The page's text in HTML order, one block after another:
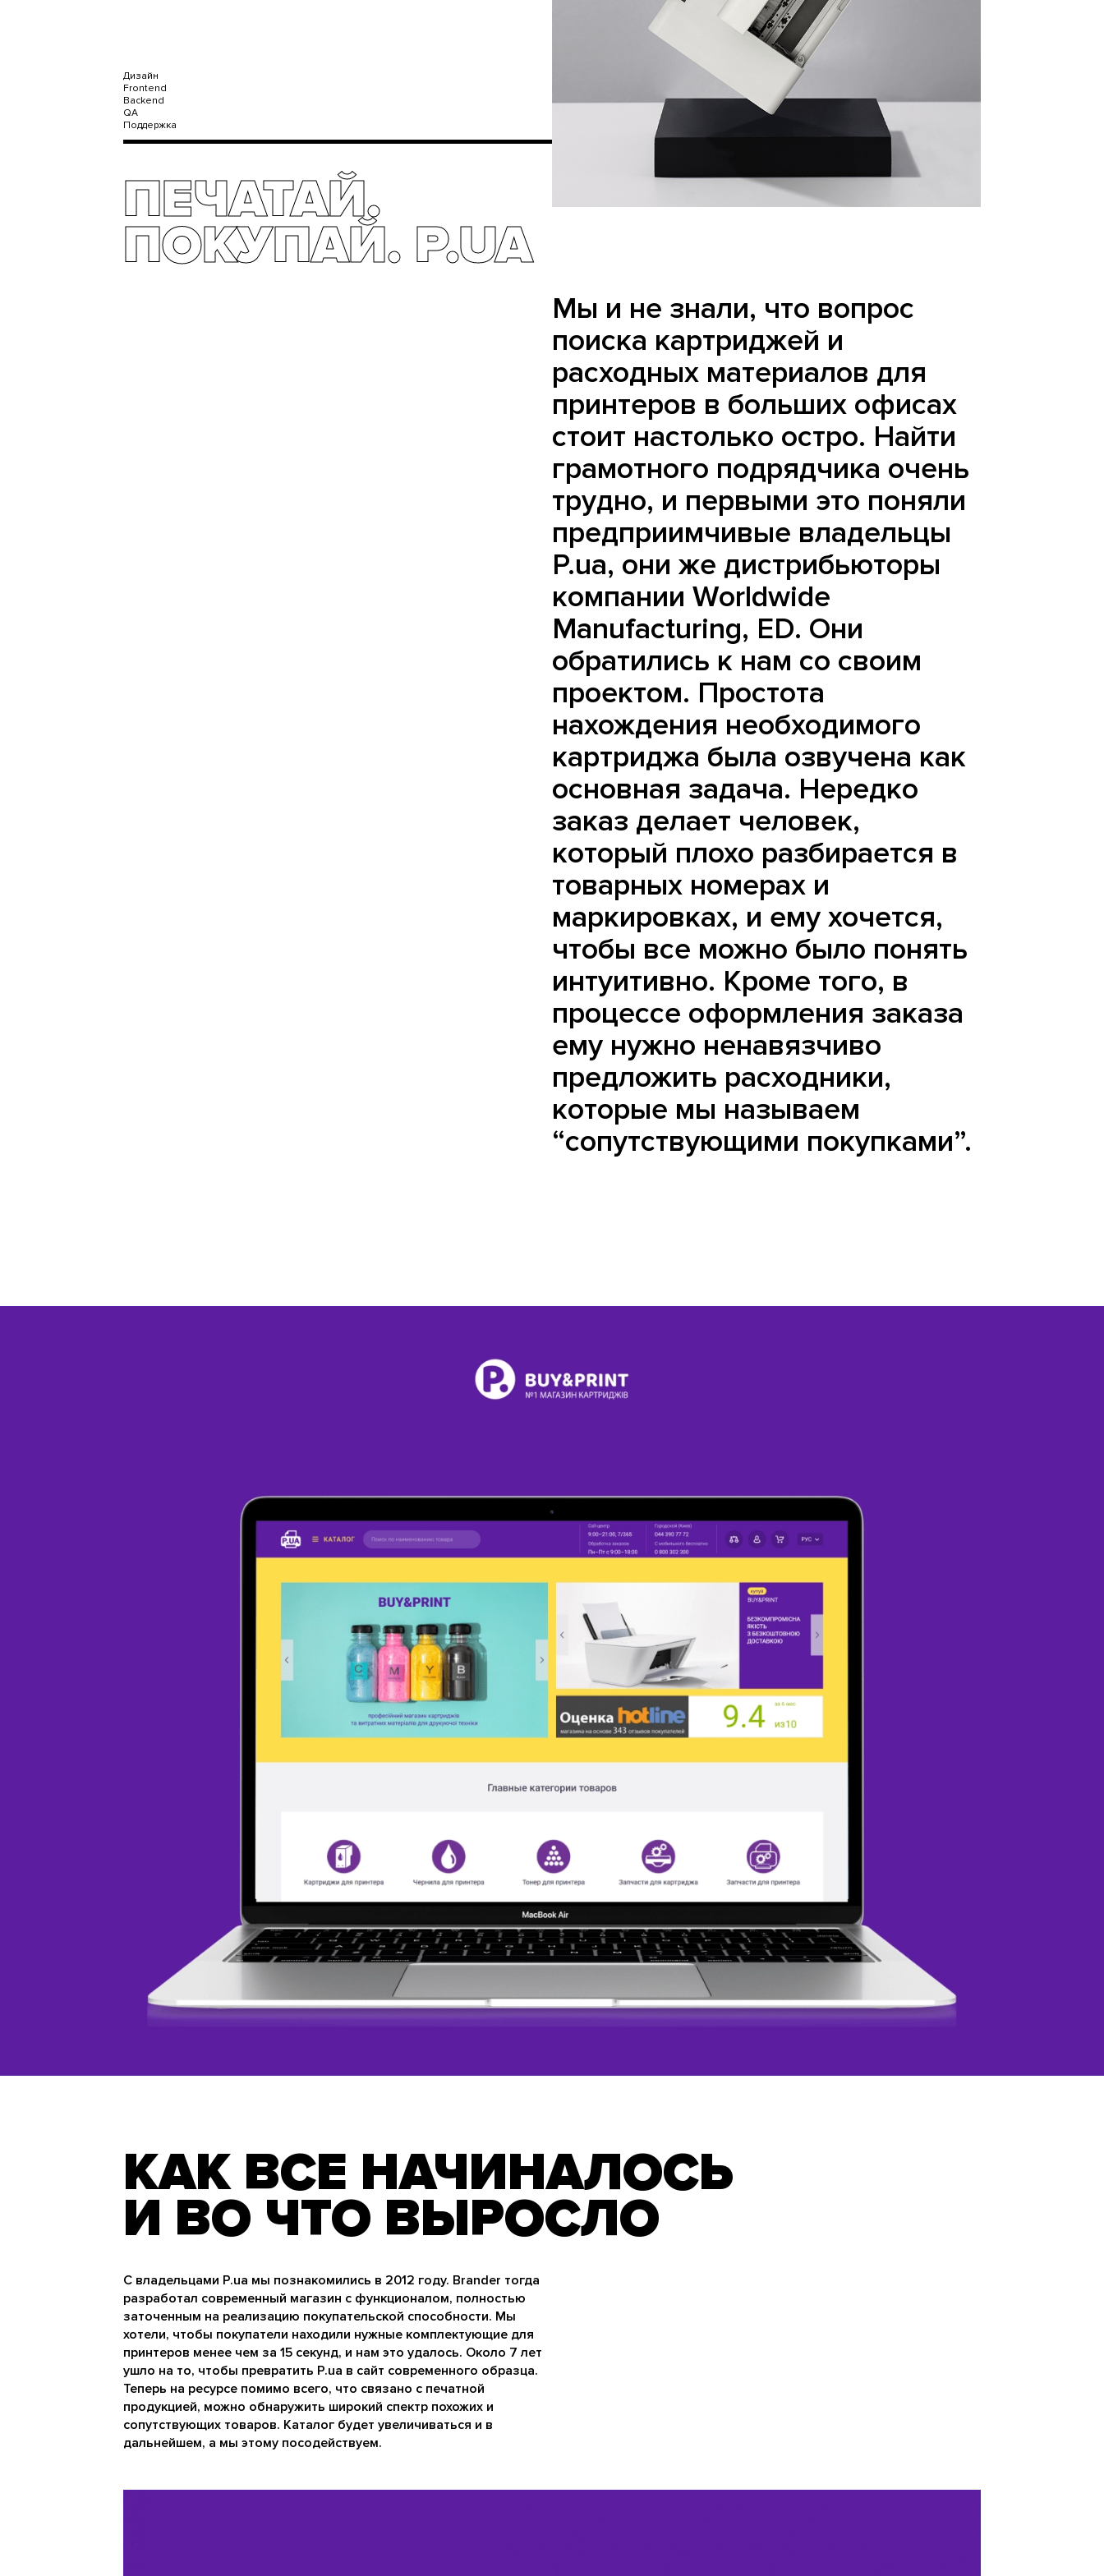
Дизайн
Frontend
Backend
QA
Поддержка
ПЕЧАТАЙ.
ПОКУПАЙ. P.UA
Мы и не знали, что вопрос
поиска картриджей и
расходных материалов для
принтеров в больших офисах
стоит настолько остро. Найти
грамотного подрядчика очень
трудно, и первыми это поняли
предприимчивые владельцы
P.ua, они же дистрибьюторы
компании Worldwide
Manufacturing, ED. Они
обратились к нам со своим
проектом. Простота
нахождения необходимого
картриджа была озвучена как
основная задача. Нередко
заказ делает человек,
который плохо разбирается в
товарных номерах и
маркировках, и ему хочется,
чтобы все можно было понять
интуитивно. Кроме того, в
процессе оформления заказа
ему нужно ненавязчиво
предложить расходники,
которые мы называем
“сопутствующими покупками”.
КАК ВСЕ НАЧИНАЛОСЬ
И ВО ЧТО ВЫРОСЛО
С владельцами P.ua мы познакомились в 2012 году. Brander тогда
разработал современный магазин с функционалом, полностью
заточенным на реализацию покупательской способности. Мы
хотели, чтобы покупатели находили нужные комплектующие для
принтеров менее чем за 15 секунд, и нам это удалось. Около 7 лет
ушло на то, чтобы превратить P.ua в сайт современного образца.
Теперь на ресурсе помимо всего, что связано с печатной
продукцией, можно обнаружить широкий спектр похожих и
сопутствующих товаров. Каталог будет увеличиваться и в
дальнейшем, а мы этому посодействуем.